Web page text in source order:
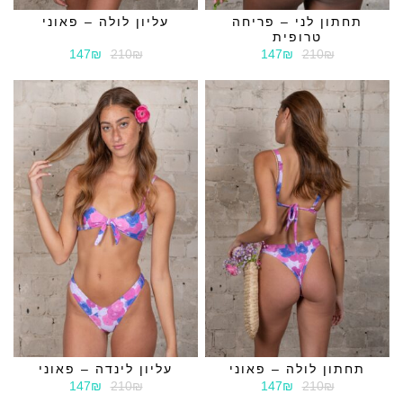
תחתון לני – פריחה
טרופית
210₪
147₪
עליון לולה – פאוני
210₪
147₪
תחתון לולה – פאוני
210₪
147₪
עליון לינדה – פאוני
210₪
147₪